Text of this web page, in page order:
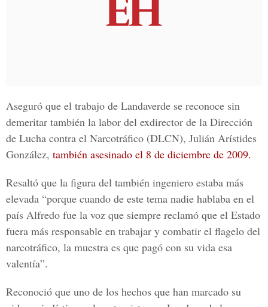
Aseguró que el trabajo de Landaverde se reconoce sin
demeritar también la labor del exdirector de la Dirección
de Lucha contra el Narcotráfico (DLCN), Julián Arístides
González, también asesinado el 8 de diciembre de 2009.
Resaltó que la figura del también ingeniero estaba más
elevada “porque cuando de este tema nadie hablaba en el
país Alfredo fue la voz que siempre reclamó que el Estado
fuera más responsable en trabajar y combatir el flagelo del
narcotráfico, la muestra es que pagó con su vida esa
valentía”.
Reconoció que uno de los hechos que han marcado su